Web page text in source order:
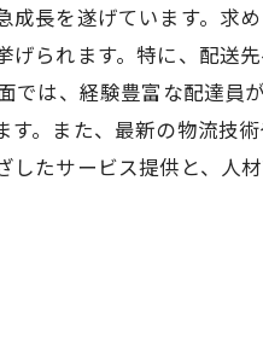
長を遂げています。求
られます。特に、配送
は、経験豊富な配達
。また、最新の物流技
たサービス提供と、人